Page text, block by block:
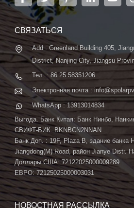
6000 м2, может похвастаться
автоматической системой ...
СВЯЗАТЬСЯ
Add : Greenland Building 405,
District, Nanjing City, Jiangsu
Тел. : 86 25 58351206
Электронная почта :
WhatsApp : 13913014834
Выгода. Банк Китая: Банк Нинбо,
СВИФТ-БИК: BKNBCN2NNAN
Банк Доп. : 19F, Plaza B, здание банка
Jiangdong(M) Road, район Jianye Distr.
Доллары США: 72122025000009289
ЕВРО: 72125025000003031
НОВОСТНАЯ РАССЫЛКА